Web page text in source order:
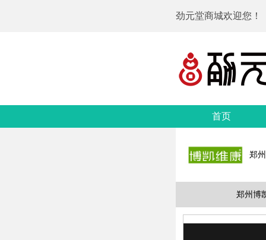
劲元堂商城欢迎您！
首页
郑
郑州博